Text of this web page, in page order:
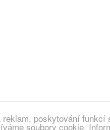
reklam, poskytování
soubory cookie.